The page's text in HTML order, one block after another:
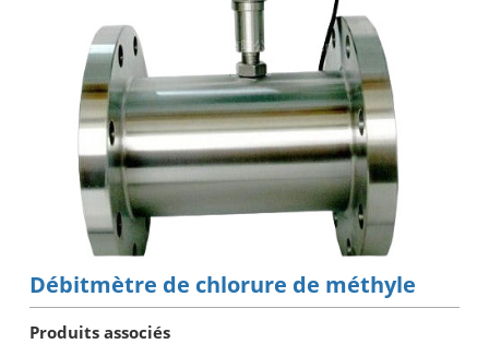
Débitmètre de chlorure de méthyle
Produits associés